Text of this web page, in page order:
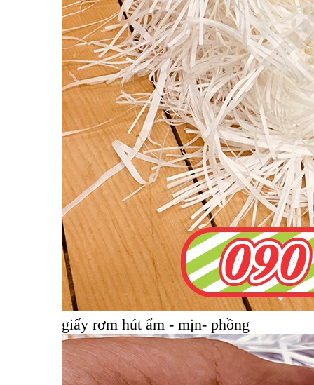
giấy rơm hút ẩm - mịn- phồng